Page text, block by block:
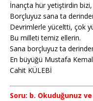
İnançta hür yetiştirdin bizi,
Borçluyuz sana ta
Devrimlerle yüceltti, çok
Bu milleti temiz ellerin.
Sana borçluyuz ta
En büyüğü Mustafa
Cahit KÜLEBİ
Soru: b. Okuduğunuz